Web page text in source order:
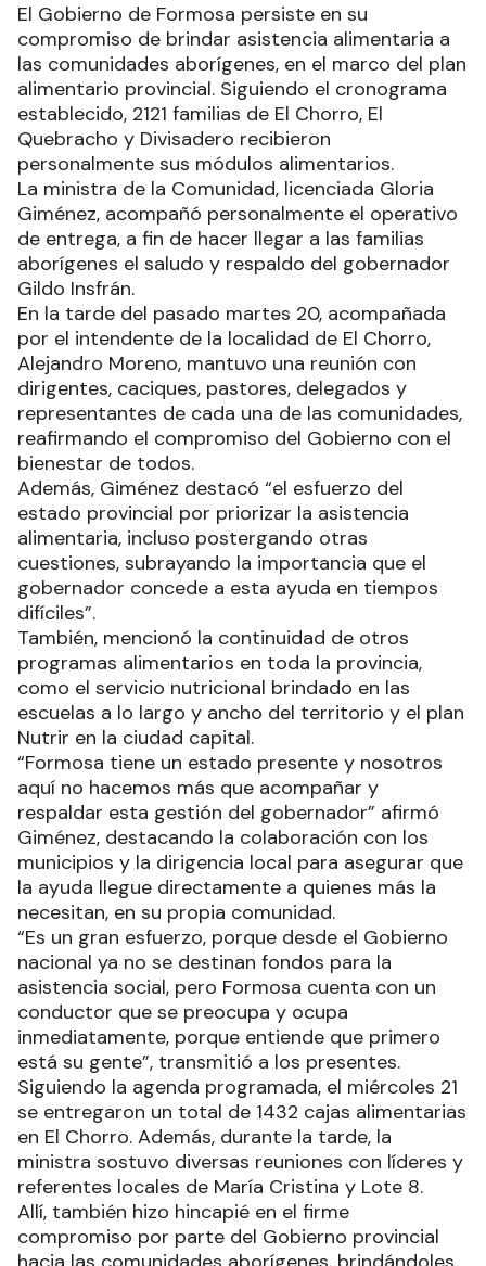
El Gobierno de Formosa persiste en su
compromiso de brindar asistencia alimentaria a
las comunidades aborígenes, en el marco del plan
alimentario provincial. Siguiendo el cronograma
establecido, 2121 familias de El Chorro, El
Quebracho y Divisadero recibieron
personalmente sus módulos alimentarios.
La ministra de la Comunidad, licenciada Gloria
Giménez, acompañó personalmente el operativo
de entrega, a fin de hacer llegar a las familias
aborígenes el saludo y respaldo del gobernador
Gildo Insfrán.
En la tarde del pasado martes 20, acompañada
por el intendente de la localidad de El Chorro,
Alejandro Moreno, mantuvo una reunión con
dirigentes, caciques, pastores, delegados y
representantes de cada una de las comunidades,
reafirmando el compromiso del Gobierno con el
bienestar de todos.
Además, Giménez destacó “el esfuerzo del
estado provincial por priorizar la asistencia
alimentaria, incluso postergando otras
cuestiones, subrayando la importancia que el
gobernador concede a esta ayuda en tiempos
difíciles”.
También, mencionó la continuidad de otros
programas alimentarios en toda la provincia,
como el servicio nutricional brindado en las
escuelas a lo largo y ancho del territorio y el plan
Nutrir en la ciudad capital.
“Formosa tiene un estado presente y nosotros
aquí no hacemos más que acompañar y
respaldar esta gestión del gobernador” afirmó
Giménez, destacando la colaboración con los
municipios y la dirigencia local para asegurar que
la ayuda llegue directamente a quienes más la
necesitan, en su propia comunidad.
“Es un gran esfuerzo, porque desde el Gobierno
nacional ya no se destinan fondos para la
asistencia social, pero Formosa cuenta con un
conductor que se preocupa y ocupa
inmediatamente, porque entiende que primero
está su gente”, transmitió a los presentes.
Siguiendo la agenda programada, el miércoles 21
se entregaron un total de 1432 cajas alimentarias
en El Chorro. Además, durante la tarde, la
ministra sostuvo diversas reuniones con líderes y
referentes locales de María Cristina y Lote 8.
Allí, también hizo hincapié en el firme
compromiso por parte del Gobierno provincial